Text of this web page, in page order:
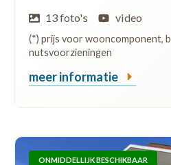
13 foto's video
(*) prijs voor wooncomponent,
nutsvoorzieningen
meer informatie
ONMIDDELLIJK BESCHIKBAAR